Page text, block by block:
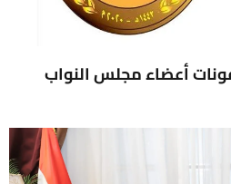
أعضاء مجلس النواب